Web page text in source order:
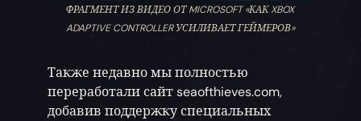
ФРАГМЕНТ ИЗ ВИДЕО ОТ MICROSOFT «КАК XBOX
ADAPTIVE CONTROLLER УСИЛИВАЕТ ГЕЙМЕРОВ»
Также недавно мы полностью
переработали сайт seaofthieves.com,
добавив поддержку специальных